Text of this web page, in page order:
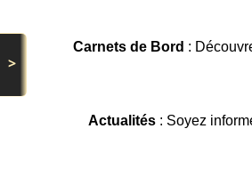
>
Carnets de Bord :
Actualités: Soyez